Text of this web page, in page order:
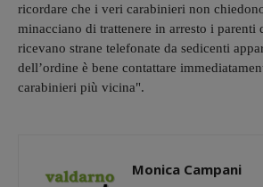
ricordare che i veri carabinieri non
minacciano di trattenere in arresto i parenti
ricevano strane telefonate da sedicenti
dell’ordine è bene contattare
carabinieri più vicina".
Monica Campani